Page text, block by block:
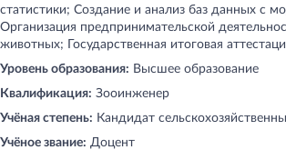
статистики; Создание и анализ баз данных с
Организация предпринимательской
животных; Государственная итоговая
Уровень образования: Высшее образование
Квалификация: Зооинженер
Учёная степень: Кандидат
Учёное звание: Доцент